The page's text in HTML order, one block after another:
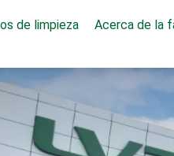
de limpieza Acerca de la